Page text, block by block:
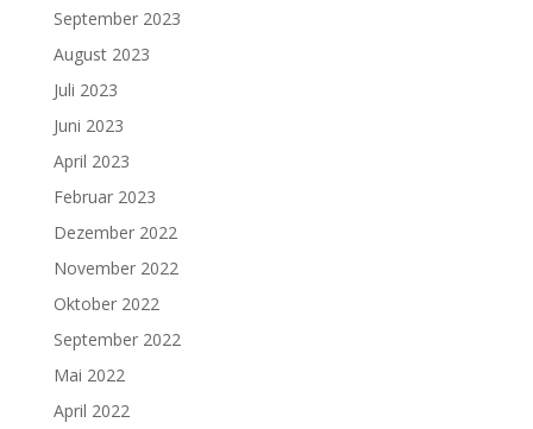
September 2023
August 2023
Juli 2023
Juni 2023
April 2023
Februar 2023
Dezember 2022
November 2022
Oktober 2022
September 2022
Mai 2022
April 2022